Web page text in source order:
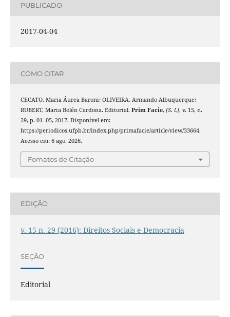
PUBLICADO
2017-04-04
COMO CITAR
CECATO, Maria Áurea Baroni; OLIVEIRA, Armando Albuquerque;
RUBERT, Maria Belén Cardona. Editorial. Prim Facie, [S. l.], v. 15, n.
29, p. 01–05, 2017. Disponível em:
https://periodicos.ufpb.br/index.php/primafacie/article/view/33664.
Acesso em: 6 ago. 2026.
Fomatos de Citação
EDIÇÃO
v. 15 n. 29 (2016): Direitos Sociais e Democracia
SEÇÃO
Editorial